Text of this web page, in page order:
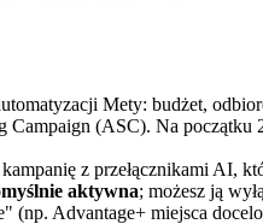
Mety: budżet,
(ASC). Na początku
z przełącznikami AI,
aktywna; możesz ją
(np. Advantage+ miejsca